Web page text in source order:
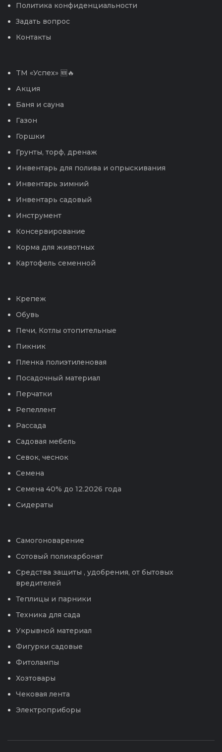
Политика конфиденциальности
Задать вопрос
Контакты
TM «Успех» 🆕🔥
Акция
Баня и сауна
Газон
Горшки
Грунты, торф, дренаж
Инвентарь для полива и опрыскивания
Инвентарь зимний
Инвентарь садовый
Инструмент
Консервирование
Корма для животных
Картофель семенной
Крепеж
Обувь
Печи, Котлы отопительные
Пикник
Пленка полиэтиленовая
Посадочный материал
Перчатки
Репеллент
Рассада
Садовая мебель
Севок, чеснок
Семена
Семена 40% до 12.2026 года
Сидераты
Самогоноварение
Сотовый поликарбонат
Средства защиты , удобрения, от бытовых
вредителей
Теплицы и парники
Техника для сада
Укрывной материал
Фигурки садовые
Фитолампы
Хозтовары
Чековая лента
Электроприборы